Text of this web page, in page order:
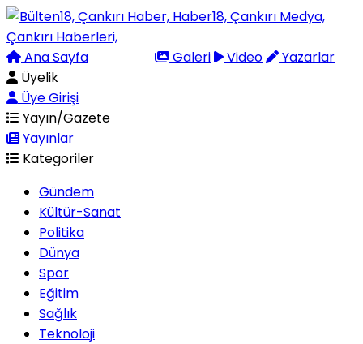
Ana Sayfa Galeri Video
Yazarlar
Üyelik
Üye Girişi
Yayın/Gazete
Yayınlar
Kategoriler
Gündem
Kültür-Sanat
Politika
Dünya
Spor
Eğitim
Sağlık
Teknoloji